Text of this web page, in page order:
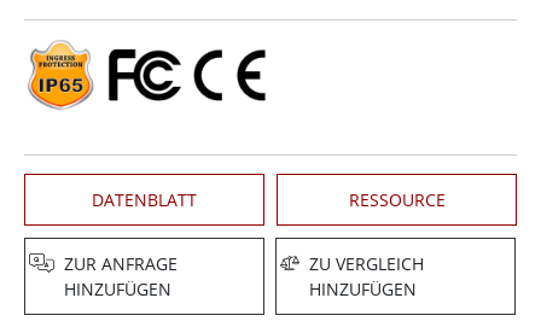
DATENBLATT RESSOURCE
ZUR ANFRAGE
HINZUFÜGEN
ZU VERGLEICH
HINZUFÜGEN